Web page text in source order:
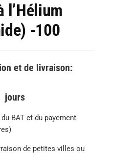
l’Hélium
-100
et de livraison:
jours
BAT et du payement
de petites villes ou